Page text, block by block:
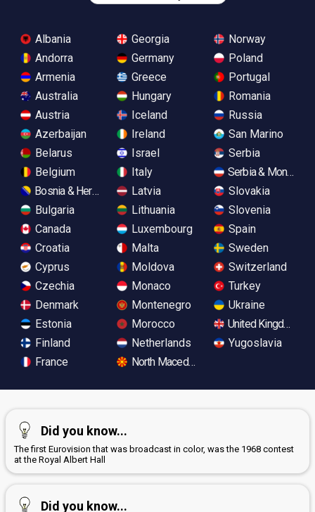
Albania
Andorra
Armenia
Australia
Austria
Azerbaijan
Belarus
Belgium
Bosnia & Herzegovina
Bulgaria
Canada
Croatia
Cyprus
Czechia
Denmark
Estonia
Finland
France
Georgia
Germany
Greece
Hungary
Iceland
Ireland
Israel
Italy
Latvia
Lithuania
Luxembourg
Malta
Moldova
Monaco
Montenegro
Morocco
Netherlands
North Macedonia
Norway
Poland
Portugal
Romania
Russia
San Marino
Serbia
Serbia &
Slovakia
Slovenia
Spain
Sweden
Switzerland
Turkey
Ukraine
United Kingdom
Yugoslavia
Did you know...
The first Eurovision that was broadcast in color, was the 1968 contest
at the Royal Albert Hall
Did you know...